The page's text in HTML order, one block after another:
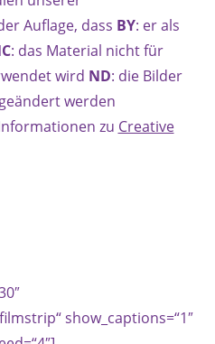
Auflage, dass BY: er als
: das Material nicht für
wird ND: die Bilder
werden
zu Creative
show_captions=“1″